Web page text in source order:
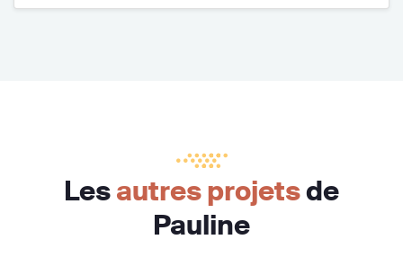
Lesautres projetsde
Pauline